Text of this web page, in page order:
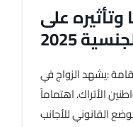
وتأثيره على
2025
:يشهد الزواج في
الأتراك. اهتماماً
القانوني للأجانب